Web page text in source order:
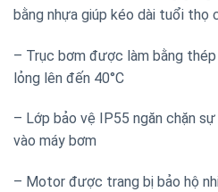
bằng nhựa giúp kéo dài tuổi thọ
– Trục bơm được làm bằng
lỏng lên đến 40°C
– Lớp bảo vệ IP55 ngăn chặn
vào máy bơm
– Motor được trang bị bảo hộ